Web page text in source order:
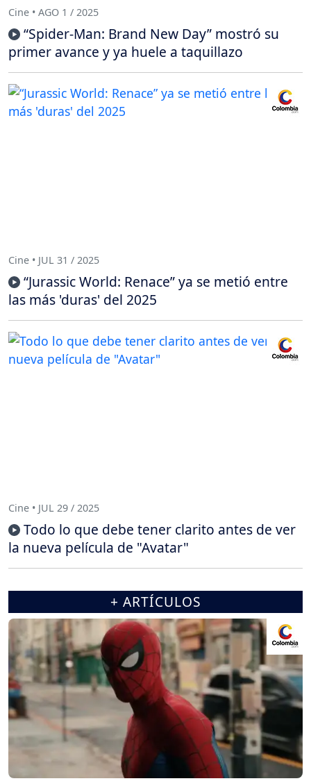
Cine • AGO 1 / 2025
“Spider-Man: Brand New Day” mostró su
primer avance y ya huele a taquillazo
Cine • JUL 31 / 2025
“Jurassic World: Renace” ya se metió entre
las más 'duras' del 2025
Cine • JUL 29 / 2025
Todo lo que debe tener clarito antes de ver
la nueva película de "Avatar"
+ ARTÍCULOS